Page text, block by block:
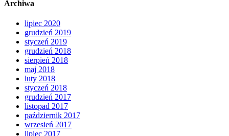
Archiwa
lipiec 2020
grudzień 2019
styczeń 2019
grudzień 2018
sierpień 2018
maj 2018
luty 2018
styczeń 2018
grudzień 2017
listopad 2017
październik 2017
wrzesień 2017
lipiec 2017